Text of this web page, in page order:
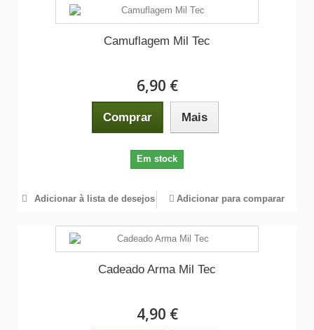
Camuflagem Mil Tec
6,90 €
Comprar Mais
Em stock
Adicionar à lista de desejos Adicionar para comparar
Cadeado Arma Mil Tec
4,90 €